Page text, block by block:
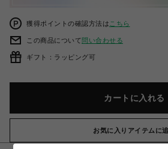
獲得ポイントの確認方法は こちら
この商品について問い合わせる
ギフト：ラッピング可
カートに入れる
お気に入りアイテムに